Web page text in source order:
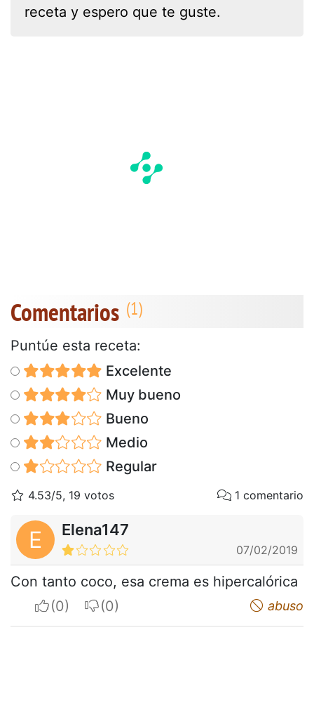
receta y espero que te guste.
Comentarios
Puntúe esta receta:
Excelente
Muy bueno
Bueno
Medio
Regular
4.53/5, 19 votos 1 comentario
E Elena147
07/02/2019
Con tanto coco, esa crema es hipercalórica
I apreciateI do not appreciate abuso